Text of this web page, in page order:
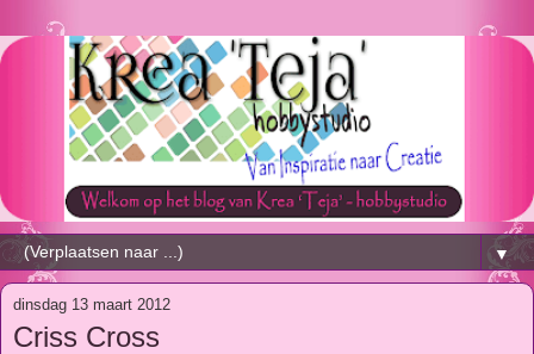
▼
dinsdag 13 maart 2012
Criss Cross